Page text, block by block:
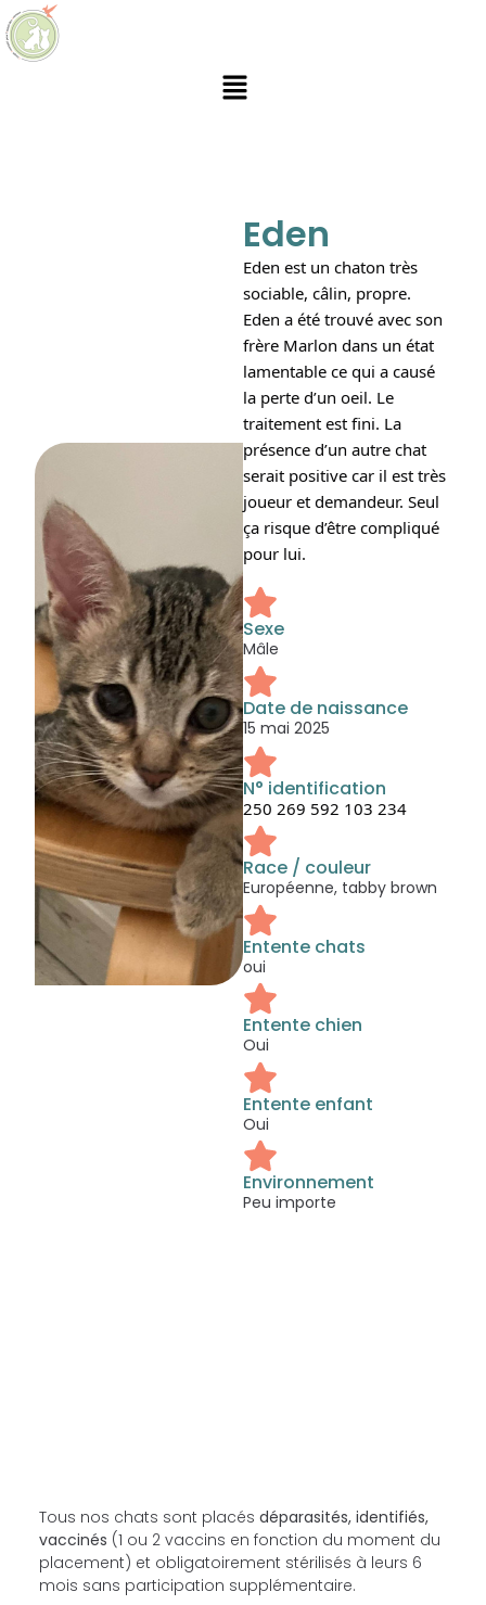
Eden
Eden est un chaton très
sociable, câlin, propre.
Eden a été trouvé avec son
frère Marlon dans un état
lamentable ce qui a causé
la perte d’un oeil. Le
traitement est fini. La
présence d’un autre chat
serait positive car il est très
joueur et demandeur. Seul
ça risque d’être compliqué
pour lui.
Sexe
Mâle
Date de naissance
15 mai 2025
N° identification
250 269 592 103 234
Race / couleur
Européenne, tabby brown
Entente chats
oui
Entente chien
Oui
Entente enfant
Oui
Environnement
Peu importe
Tous nos chats sont placés déparasités, identifiés,
vaccinés (1 ou 2 vaccins en fonction du moment du
placement) et obligatoirement stérilisés à leurs 6
mois sans participation supplémentaire.